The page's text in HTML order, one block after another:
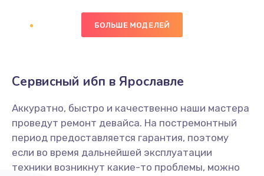
БОЛЬШЕ МОДЕЛЕЙ
Сервисный ибп в Ярославле
Аккуратно, быстро и качественно наши мастера
проведут ремонт девайса. На постремонтный
период предоставляется гарантия, поэтому
если во время дальнейшей эксплуатации
техники возникнут какие-то проблемы, можно